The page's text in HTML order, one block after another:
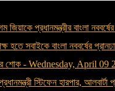
প্রধানমন্ত্রীর বাংলা
সবাইকে বাংলা নববর্ষের
শোক - Wednesday, April 09
স্টিফেন হারপার, আলবার্টা